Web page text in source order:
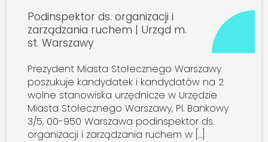
Podinspektor ds. organizacji i
zarządzania ruchem | Urząd m.
st. Warszawy
Prezydent Miasta Stołecznego Warszawy
poszukuje kandydatek i kandydatów na 2
wolne stanowiska urzędnicze w Urzędzie
Miasta Stołecznego Warszawy, Pl. Bankowy
3/5, 00-950 Warszawa podinspektor ds.
organizacji i zarządzania ruchem w […]